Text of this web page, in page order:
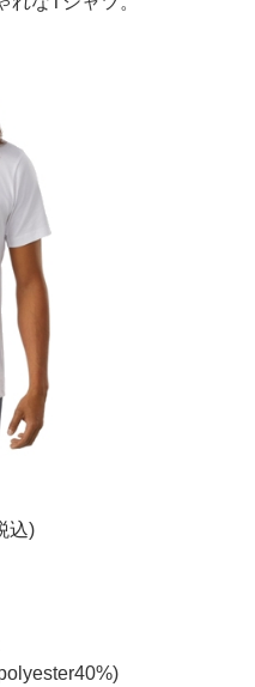
込)